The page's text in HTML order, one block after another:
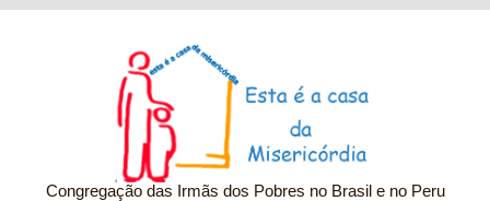
Congregação das Irmãs dos Pobres no Brasil e no Peru